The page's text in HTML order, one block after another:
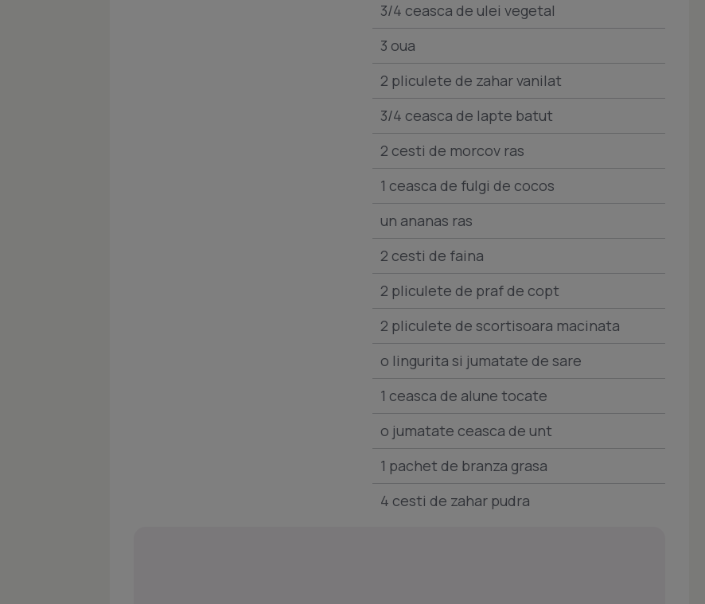
3/4 ceasca de ulei vegetal
3 oua
2 pliculete de zahar vanilat
3/4 ceasca de lapte batut
2 cesti de morcov ras
1 ceasca de fulgi de cocos
un ananas ras
2 cesti de faina
2 pliculete de praf de copt
2 pliculete de scortisoara macinata
o lingurita si jumatate de sare
1 ceasca de alune tocate
o jumatate ceasca de unt
1 pachet de branza grasa
4 cesti de zahar pudra